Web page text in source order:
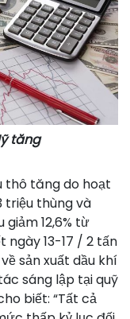
tăng
thô tăng do hoạt
triệu thùng và
12,6% từ
ngày 13-17 / 2 tấn
sản xuất dầu khí
sáng lập tại quỹ
biết: “Tất cả